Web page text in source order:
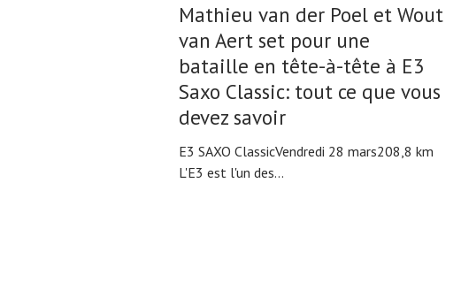
Mathieu van der Poel et Wout
van Aert set pour une
bataille en tête-à-tête à E3
Saxo Classic: tout ce que vous
devez savoir
E3 SAXO ClassicVendredi 28 mars208,8 km
L'E3 est l'un des...